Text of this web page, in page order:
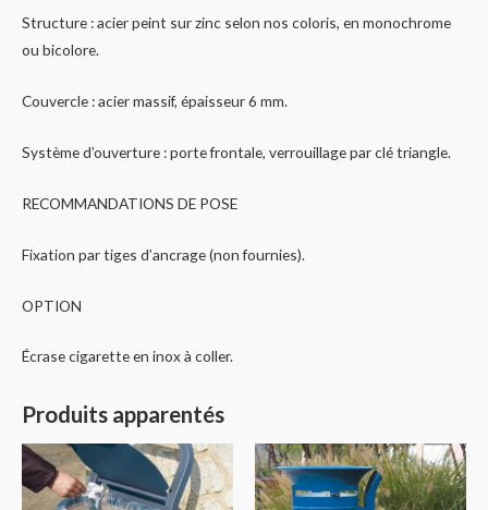
Structure : acier peint sur zinc selon nos coloris, en monochrome
ou bicolore.
Couvercle : acier massif, épaisseur 6 mm.
Système d’ouverture : porte frontale, verrouillage par clé triangle.
RECOMMANDATIONS DE POSE
Fixation par tiges d’ancrage (non fournies).
OPTION
Écrase cigarette en inox à coller.
Produits apparentés